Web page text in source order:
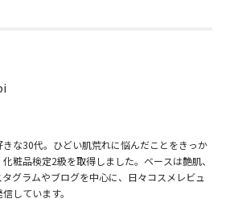
な30代。ひどい肌荒れに悩んだことをきっか
粧品検定2級を取得しました。ベースは艶肌、
グラムやブログを中心に、日々コスメレビュ
しています。